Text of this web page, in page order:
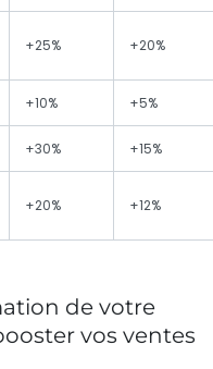
+25% +20%
+10% +5%
+30% +15%
+20% +12%
de votre
vos ventes